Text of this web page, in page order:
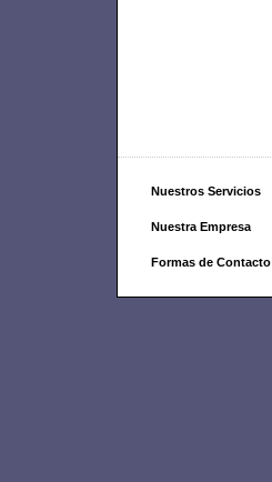
Nuestros Servicios
Nuestra Empresa
Formas de Contacto